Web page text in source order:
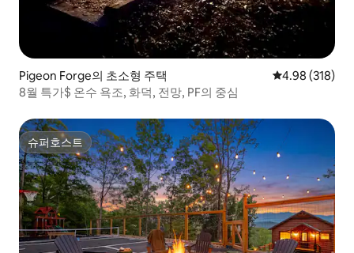
Pigeon Forge의 초소형 주택 평점 4.98점(5
4.98 (318)
8월 특가$ 온수 욕조, 화덕, 전망, PF의 중심
슈퍼호스트
슈퍼호스트